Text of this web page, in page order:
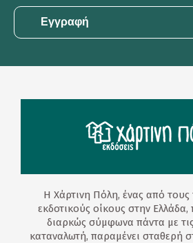
Η Χάρτινη Πόλη, ένας από τους
εκδοτικούς οίκους στην Ελλάδα,
διαρκώς σύμφωνα πάντα με
καταναλωτή, παραμένει σταθερή